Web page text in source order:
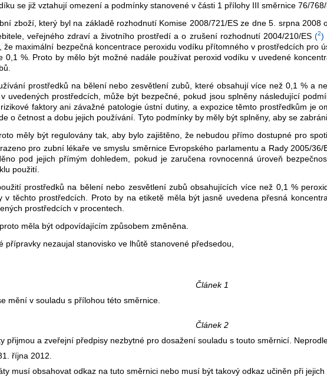
se již vztahují omezení a podmínky stanovené v části 1 přílohy III směrnice 76/768/
zboží, který byl na základě rozhodnutí Komise 2008/721/ES ze dne 5. srpna
veřejného zdraví a životního prostředí a o zrušení rozhodnutí 2004/210/ES(2)
že maximální bezpečná koncentrace peroxidu vodíku přítomného v prostředcích pro
0,1 %. Proto by mělo být možné nadále používat peroxid vodíku v uvedené
prostředků na bělení nebo zesvětlení zubů, které obsahují více než 0,1 % a
uvedených prostředcích, může být bezpečné, pokud jsou splněny následující
faktory ani závažné patologie ústní dutiny, a expozice těmto prostředkům je
o četnost a dobu jejich používání. Tyto podmínky by měly být splněny, aby se
měly být regulovány tak, aby bylo zajištěno, že nebudou přímo dostupné pro
pro zubní lékaře ve smyslu směrnice Evropského parlamentu a Rady 2005/
pod jejich přímým dohledem, pokud je zaručena rovnocenná úroveň
použití.
prostředků na bělení nebo zesvětlení zubů obsahujících více než 0,1 %
v těchto prostředcích. Proto by na etiketě měla být jasně uvedena přesná
prostředcích v procentech.
měla být odpovídajícím způsobem změněna.
přípravky nezaujal stanovisko ve lhůtě stanovené předsedou,
Článek 1
mění v souladu s přílohou této směrnice.
Článek 2
a zveřejní předpisy nezbytné pro dosažení souladu s touto směrnicí.
října 2012.
musí obsahovat odkaz na tuto směrnici nebo musí být takový odkaz učiněn při